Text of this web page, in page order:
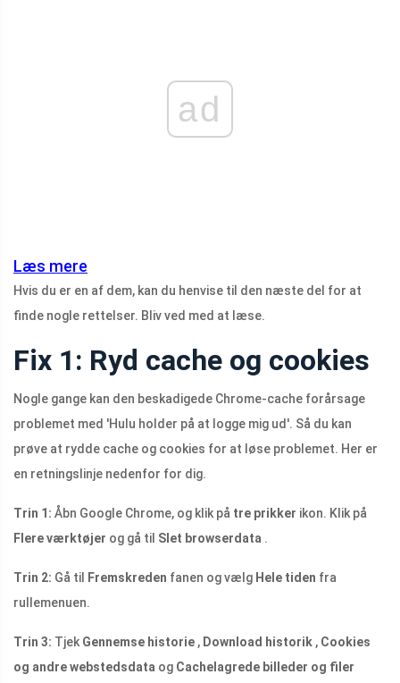
ad
Læs mere
Hvis du er en af ​​dem, kan du henvise til den næste del for at
finde nogle rettelser. Bliv ved med at læse.
Fix 1: Ryd cache og cookies
Nogle gange kan den beskadigede Chrome-cache forårsage
problemet med 'Hulu holder på at logge mig ud'. Så du kan
prøve at rydde cache og cookies for at løse problemet. Her er
en retningslinje nedenfor for dig.
Trin 1: Åbn Google Chrome, og klik på tre prikker ikon. Klik på
Flere værktøjer og gå til Slet browserdata .
Trin 2: Gå til Fremskreden fanen og vælg Hele tiden fra
rullemenuen.
Trin 3: TjekGennemse historie , Download historik , Cookies
og andre webstedsdata og Cachelagrede billeder og filer